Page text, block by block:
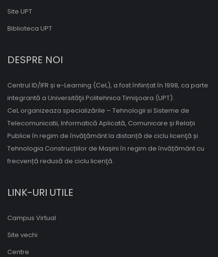
Site UPT
Biblioteca UPT
DESPRE NOI
Centrul ID/IFR și e-Learning (CeL), a fost înființat în 1998, ca parte
integrantă a Universităţii Politehnica Timişoara (UPT).
CeL organizeaza specializările – Tehnologii si Sisteme de
Telecomunicatii, Informatică Aplicată, Comunicare și Relații
Publice în regim de învăţământ la distanță de ciclu licenţă și
Tehnologia Construcțiilor de Mașini în regim de învățământ cu
frecvență redusă de ciclu licenţă.
LINK-URI UTILE
Campus Virtual
Site vechi
Centre